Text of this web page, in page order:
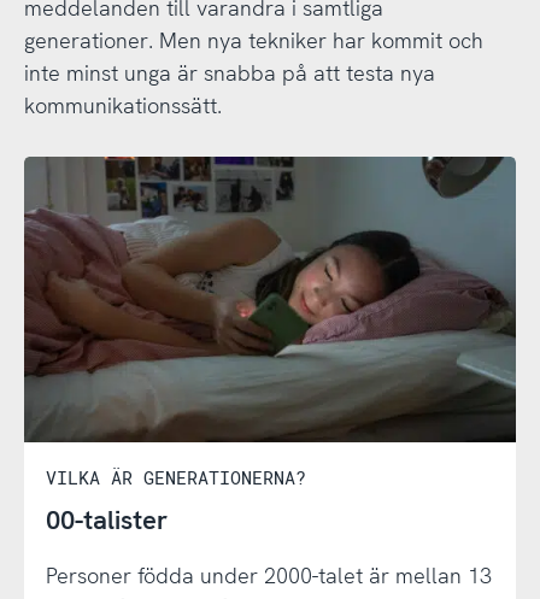
meddelanden till varandra i samtliga
generationer. Men nya tekniker har kommit och
inte minst unga är snabba på att testa nya
kommunikationssätt.
VILKA ÄR GENERATIONERNA?
00-talister
Personer födda under 2000-talet är mellan 13